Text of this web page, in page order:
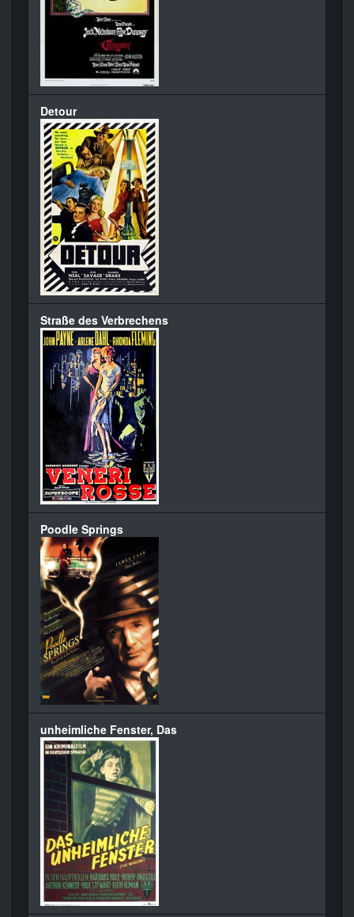
Detour
Straße des Verbrechens
Poodle Springs
unheimliche Fenster, Das